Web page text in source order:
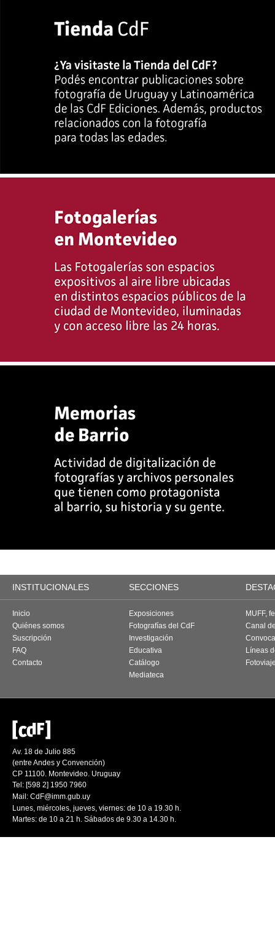
INSTITUCIONALES SECCIONES
Inicio
Quiénes somos
Suscripción
FAQ
Contacto
Exposiciones
Fotografías del CdF
Investigación
Educativa
Catálogo
Mediateca
MUFF,
Canal
Líneas
Av. 18 de Julio 885
(entre Andes y Convención)
CP 11100. Montevideo. Uruguay
Tel: [598 2] 1950 7960
Mail: CdF@imm.gub.uy
Lunes, miércoles, jueves, viernes: de 10 a 19.30 h.
Martes: de 10 a 21 h. Sábados de 9.30 a 14.30 h.